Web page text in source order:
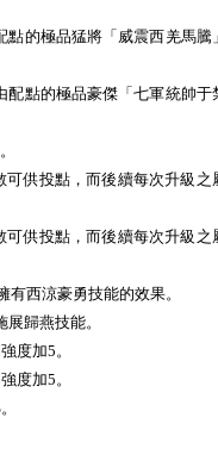
點的極品猛將「威震西羌馬騰
點的極品豪傑「七軍統帥于
供投點，而後續每次升級之
供投點，而後續每次升級之
西涼豪勇技能的效果。
歸燕技能。
度加5。
度加5。